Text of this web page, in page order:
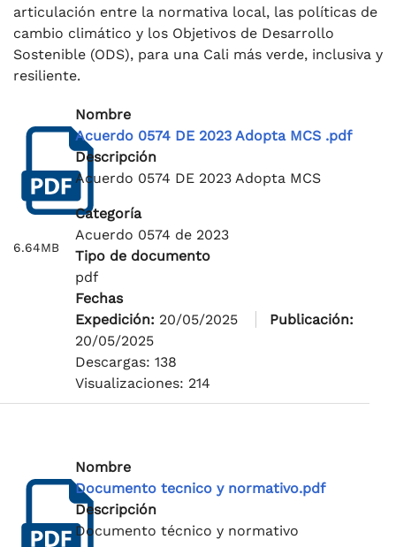
articulación entre la normativa local, las políticas de
cambio climático y los Objetivos de Desarrollo
Sostenible (ODS), para una Cali más verde, inclusiva y
resiliente.
6.64MB
Nombre
Acuerdo 0574 DE 2023 Adopta MCS .pdf
Descripción
Acuerdo 0574 DE 2023 Adopta MCS
Categoría
Acuerdo 0574 de 2023
Tipo de documento
pdf
Fechas
Expedición: 20/05/2025
Publicación:
20/05/2025
Descargas: 138
Visualizaciones: 214
Nombre
Documento tecnico y normativo.pdf
Descripción
Documento técnico y normativo